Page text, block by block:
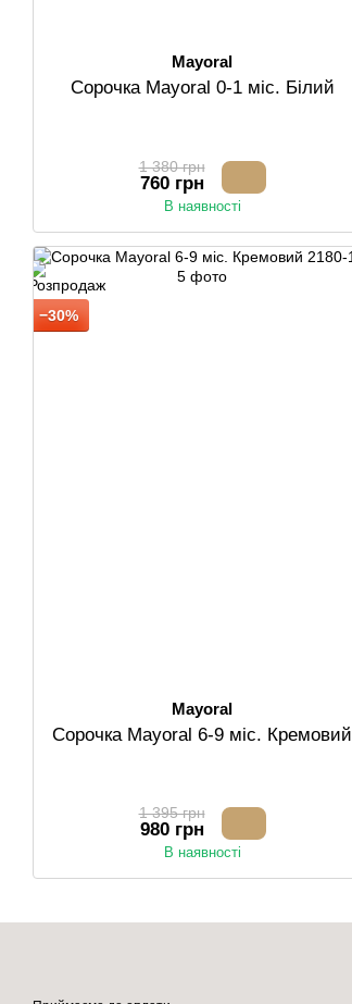
Mayoral
Сорочка Mayoral 0-1 міс. Білий
1 380 грн
760 грн
В наявності
−30%
Mayoral
Сорочка Mayoral 6-9 міс. Кремовий
1 395 грн
980 грн
В наявності